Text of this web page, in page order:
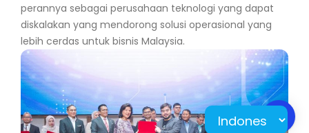
perannya sebagai perusahaan teknologi yang dapat
diskalakan yang mendorong solusi operasional yang
lebih cerdas untuk bisnis Malaysia.